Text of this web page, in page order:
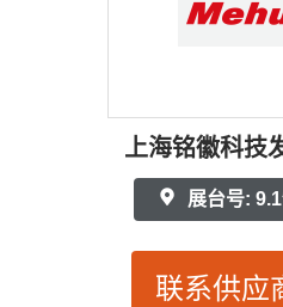
上海铭徽科技
展台号:
联系供应